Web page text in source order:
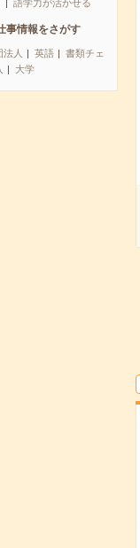
語学力が活かせる
事情報をさがす
法人 英語
書類チェ
大学